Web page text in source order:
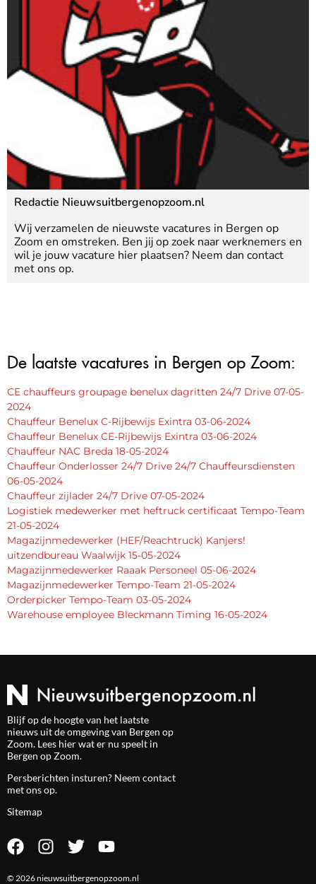
Redactie Nieuwsuitbergenopzoom.nl
Wij verzamelen de nieuwste vacatures in Bergen op
Zoom en omstreken. Ben jij op zoek naar werknemers en
wil je jouw vacature hier plaatsen? Neem dan contact
met ons op.
De laatste vacatures in Bergen op Zoom:
CE chauffeurs groupage benelux dagritten 24/7 Drive 07-05-
2024
Chauffeur Benelux C-Rijbewijs Exintra 03-06-2024
Chauffeur Benelux CE-Rijbewijs Exintra 03-06-2024
Chauffeur NAC Breda 18-05-2024
Chauffeur Onderlosser 24/7 Drive 24/7 Chauffeursdiensten
06-05-2024
Chauffeur zijlader 24/7 Drive 07-05-2024
Logistiek medewerker met heftruck certificaat Tempo-Team
21-05-2024
Magazijnmedewerker (HEF/Reachtruck) Kanjers!
uitzendbureau Waalwijk 15-05-2024
Magazijnmedewerker Raaak Personeel 05-06-2024
Magazijnmedewerker Tempo-Team 21-05-2024
Orderpicker Tempo-Team 03-05-2024
Warehouse employee Bleckmann Timing 16-05-2024
Blijf op de hoogte van het laatste
nieuws uit de omgeving van Bergen op
Zoom. Lees hier wat er nu speelt in
Bergen op Zoom.
Persberichten insturen? Neem contact
met ons op.
Sitemap
© 2026 nieuwsuitbergenopzoom.nl